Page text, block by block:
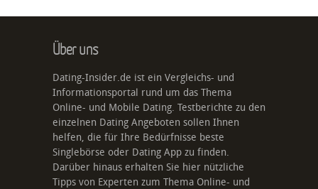
Über uns
Dating-Insider.de ist ein Vergleichs- und
Informationsportal rund um das Thema
Online- und Mobile Dating. Testberichte zu den
einzelnen Dating Angeboten sollen Ihnen
helfen, die für Ihre Bedürfnisse beste
Singlebörse oder Dating App zu finden.
Darüber hinaus erhalten Sie hier nützliche
Tipps von Experten zum Thema Online- und